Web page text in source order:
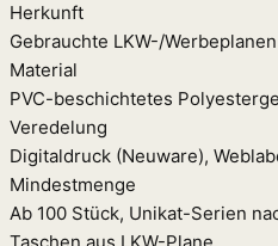
Herkunft
Gebrauchte LKW-/
Material
PVC-beschichtetes
Veredelung
Digitaldruck (Neuware),
Mindestmenge
Ab 100 Stück, Unikat-Serien